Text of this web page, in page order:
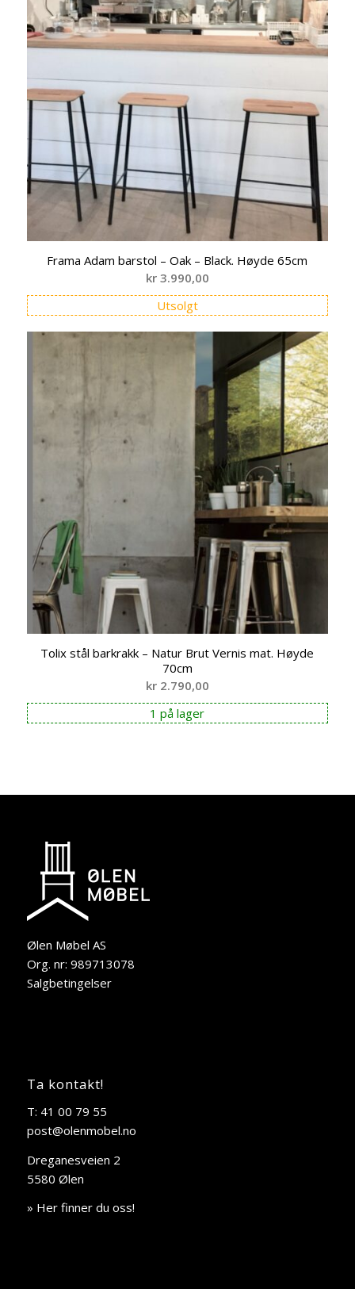
Frama Adam barstol – Oak – Black. Høyde 65cm
kr3.990,00
Utsolgt
Tolix stål barkrakk – Natur Brut Vernis mat. Høyde
70cm
kr2.790,00
1 på lager
Ølen Møbel AS
Org. nr: 989713078
Salgbetingelser
Ta kontakt!
T: 41 00 79 55
post@olenmobel.no
Dreganesveien 2
5580 Ølen
» Her finner du oss!